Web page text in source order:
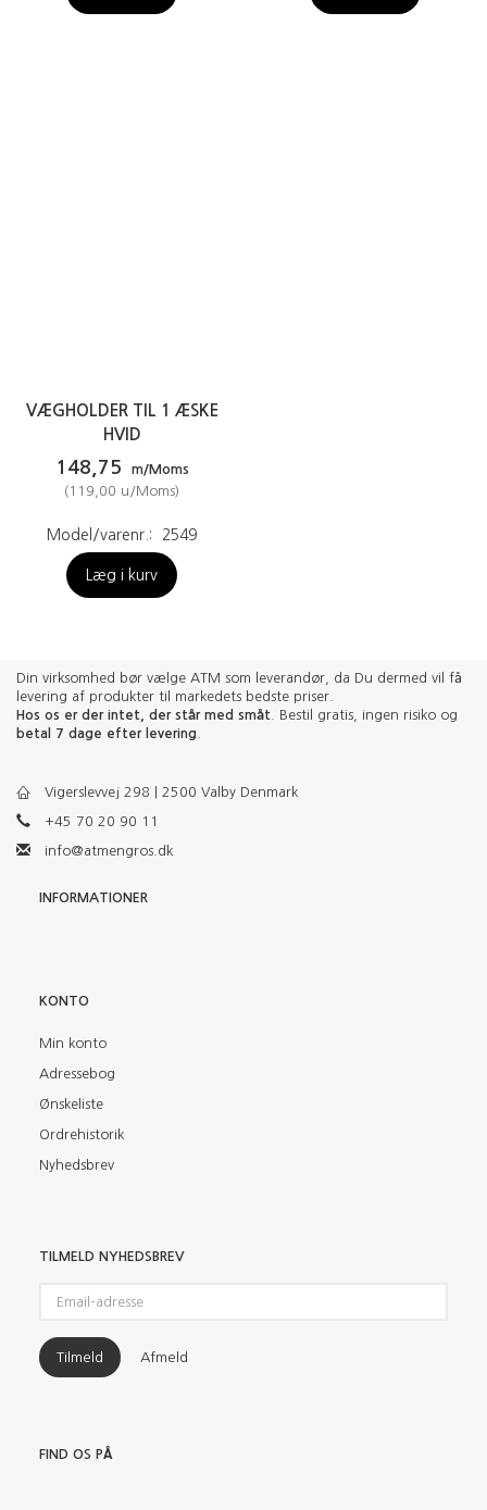
VÆGHOLDER TIL 1 ÆSKE
HVID
148,75
m/Moms
(119,00 u/Moms)
Model/varenr.: 2549
Læg i kurv
Din virksomhed bør vælge ATM som leverandør, da Du dermed vil få
levering af produkter til markedets bedste priser.
Hos os er der intet, der står med småt . Bestil gratis, ingen risiko og
betal 7 dage efter levering
Vigerslevvej 298 | 2500 Valby Denmark
+45 70 20 90 11
info@atmengros.dk
INFORMATIONER
KONTO
Min konto
Adressebog
Ønskeliste
Ordrehistorik
Nyhedsbrev
TILMELD NYHEDSBREV
adresse
Tilmeld Afmeld
FIND OS PÅ